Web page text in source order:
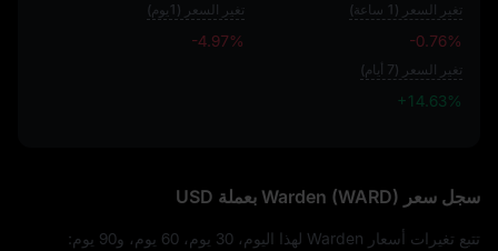
تغير السعر (1 ساعة)
-0.76%
تغير السعر (1يوم)
-4.97%
تغير السعر (7 أيام)
+14.63%
سجل سعر Warden (WARD) بعملة USD
تتبع تغيرات أسعار Warden لهذا اليوم، 30 يوم، 60 يوم، و90 يوم: